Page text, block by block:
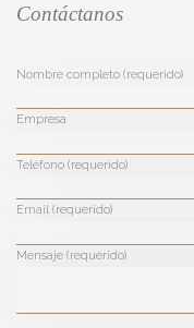
Contáctanos
Nombre completo (requerido)
Empresa
Teléfono (requerido)
Email (requerido)
Mensaje (requerido)